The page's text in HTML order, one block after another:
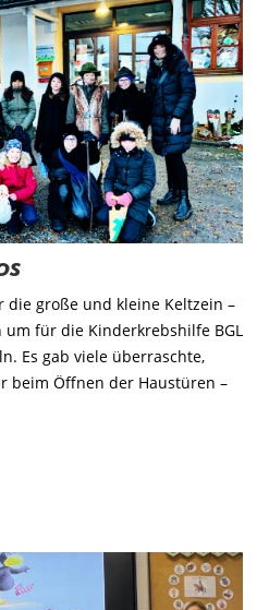
die große und kleine Keltzein –
für die Kinderkrebshilfe BGL
Es gab viele überraschte,
beim Öffnen der Haustüren –